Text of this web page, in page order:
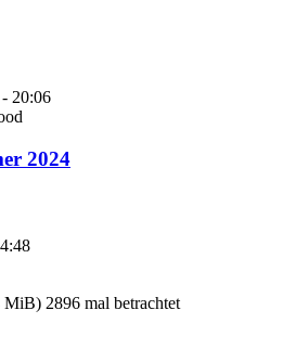
20:06
2024
2896 mal betrachtet